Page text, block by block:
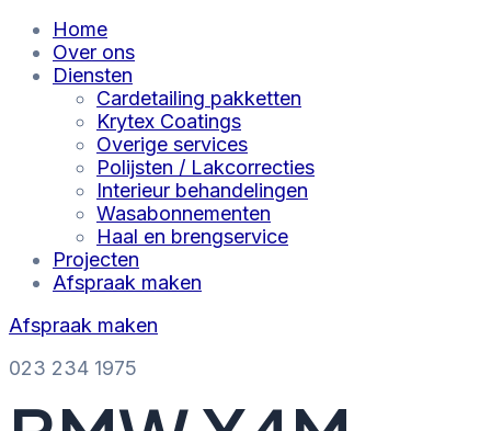
Home
Over ons
Diensten
Cardetailing pakketten
Krytex Coatings
Overige services
Polijsten / Lakcorrecties
Interieur behandelingen
Wasabonnementen
Haal en brengservice
Projecten
Afspraak maken
Afspraak maken
‎023 234 1975